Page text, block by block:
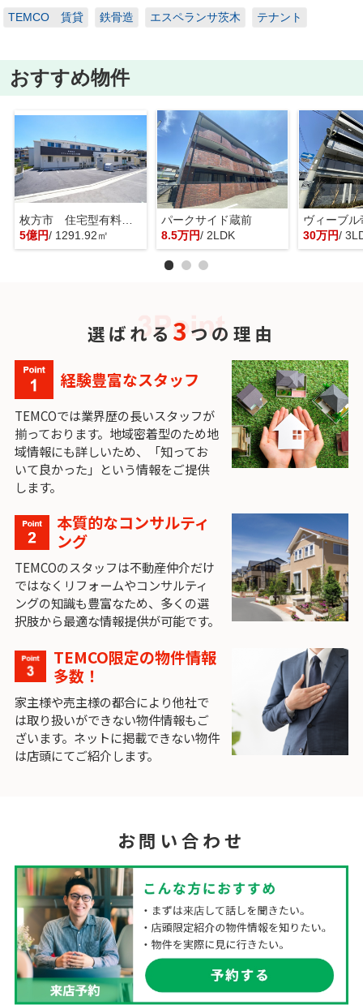
TEMCO 賃貸
鉄骨造 エスペランサ茨木 テナント
おすすめ物件
枚方市 住宅型有料老人ホーム 一棟貸し
5億円/ 1291.92㎡
パークサイド蔵前
8.5万円/ 2LDK
ヴィーブル
30万円/
選ばれる 3 つの理由
経験豊富なスタッフ
TEMCOでは業界歴の長いスタッフが
揃っております。地域密着型のため地
域情報にも詳しいため、「知ってお
いて良かった」という情報をご提供
します。
本質的なコンサルティ
ング
TEMCOのスタッフは不動産仲介だけ
ではなくリフォームやコンサルティ
ングの知識も豊富なため、多くの選
択肢から最適な情報提供が可能です。
TEMCO限定の物件情報
多数！
家主様や売主様の都合により他社で
は取り扱いができない物件情報もご
ざいます。ネットに掲載できない物件
は店頭にてご紹介します。
お問い合わせ